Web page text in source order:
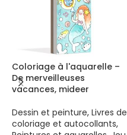
Coloriage à l'aquarelle –
De merveilleuses
vacances, mideer
Dessin et peinture, Livres de
coloriage et autocollants,